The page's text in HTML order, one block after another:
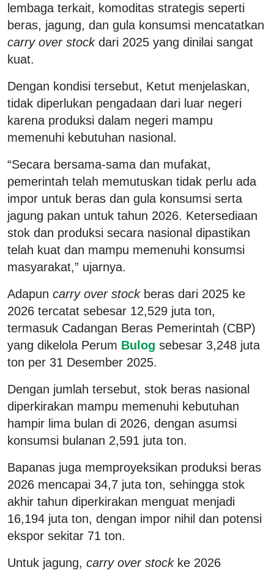
lembaga terkait, komoditas strategis seperti
beras, jagung, dan gula konsumsi mencatatkan
carry over stockdari 2025 yang dinilai sangat
kuat.
Dengan kondisi tersebut, Ketut menjelaskan,
tidak diperlukan pengadaan dari luar negeri
karena produksi dalam negeri mampu
memenuhi kebutuhan nasional.
“Secara bersama-sama dan mufakat,
pemerintah telah memutuskan tidak perlu ada
impor untuk beras dan gula konsumsi serta
jagung pakan untuk tahun 2026. Ketersediaan
stok dan produksi secara nasional dipastikan
telah kuat dan mampu memenuhi konsumsi
masyarakat,” ujarnya.
Adapun carry over stockberas dari 2025 ke
2026 tercatat sebesar 12,529 juta ton,
termasuk Cadangan Beras Pemerintah (CBP)
yang dikelola Perum Bulog sebesar 3,248 juta
ton per 31 Desember 2025.
Dengan jumlah tersebut, stok beras nasional
diperkirakan mampu memenuhi kebutuhan
hampir lima bulan di 2026, dengan asumsi
konsumsi bulanan 2,591 juta ton.
Bapanas juga memproyeksikan produksi beras
2026 mencapai 34,7 juta ton, sehingga stok
akhir tahun diperkirakan menguat menjadi
16,194 juta ton, dengan impor nihil dan potensi
ekspor sekitar 71 ton.
Untuk jagung, carry over stockke 2026